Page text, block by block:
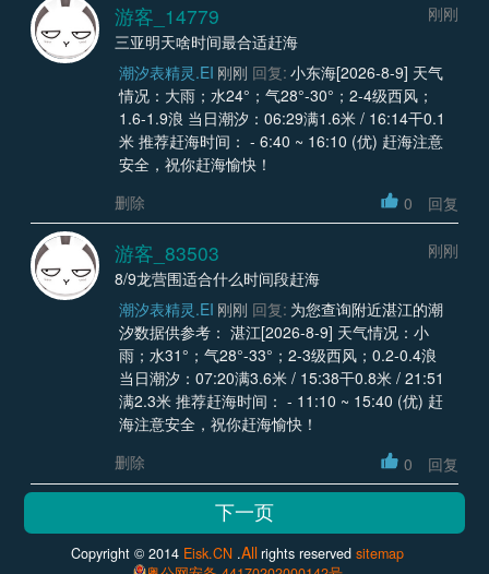
游客_14779
刚刚
三亚明天啥时间最合适赶海
潮汐表精灵.EI 刚刚 回复: 小东海[2026-8-9] 天气
情况：大雨；水24°；气28°-30°；2-4级西风；
1.6-1.9浪 当日潮汐：06:29满1.6米 / 16:14干0.1
米 推荐赶海时间： - 6:40 ~ 16:10 (优) 赶海注意
安全，祝你赶海愉快！
删除
0 回复
游客_83503
刚刚
8/9龙营围适合什么时间段赶海
潮汐表精灵.EI 刚刚 回复: 为您查询附近湛江的潮
汐数据供参考： 湛江[2026-8-9] 天气情况：小
雨；水31°；气28°-33°；2-3级西风；0.2-0.4浪
当日潮汐：07:20满3.6米 / 15:38干0.8米 / 21:51
满2.3米 推荐赶海时间： - 11:10 ~ 15:40 (优) 赶
海注意安全，祝你赶海愉快！
删除
0 回复
Copyright © 2014 Eisk.CN .Allrights reservedsitemap